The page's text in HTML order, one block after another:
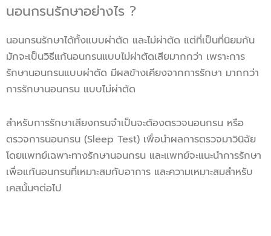
นอนกรนรักษาอย่างไร ?
นอนกรนรักษาได้ทั้งแบบผ่าตัด และไม่ผ่าตัด แต่ที่เป็นที่นิยมกัน
มักจะเป็นวิธีแก้นอนกรนแบบไม่ผ่าตัดเสียมากกว่า เพราะการ
รักษานอนกรนแบบผ่าตัด มีผลข้างเคียงจากการรักษา มากกว่า
การรักษานอนกรน แบบไม่ผ่าตัด
สำหรับการรักษาเสียงกรนจำเป็นจะต้องตรวจนอนกรน หรือ
ตรวจการนอนกรน (Sleep Test) เพื่อนำผลการตรวจมาวินิฉัย
โดยแพทย์เฉพาะทางรักษานอนกรน และแพทย์จะแนะนำการรักษา
เพื่อแก้นอนกรนที่เหมาะสมกับอาการ และความเหมาะสมสำหรับ
เคสนั้นๆต่อไป